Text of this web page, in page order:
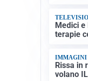
Medici e
terapie
IMMAGINI
Rissa in
volano